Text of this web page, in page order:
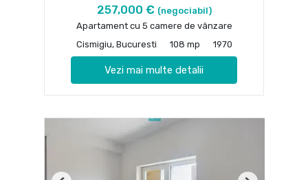
257,000 € (negociabil)
Apartament cu 5 camere de vânzare
Cismigiu, Bucuresti
108 mp 1970
Vezi mai multe detalii